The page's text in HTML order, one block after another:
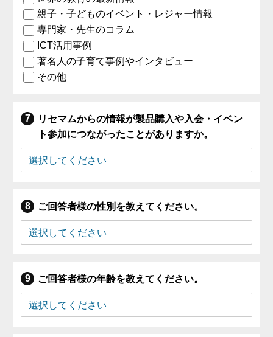
親子・子どものイベント・レジャー情報
専門家・先生のコラム
ICT活用事例
著名人の子育て事例やインタビュー
その他
リセマムからの情報が製品購入や入会・イベン
ト参加につながったことがありますか。
ご回答者様の性別を教えてください。
ご回答者様の年齢を教えてください。